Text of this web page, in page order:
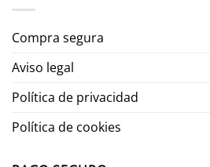
Compra segura
Aviso legal
Política de privacidad
Política de cookies